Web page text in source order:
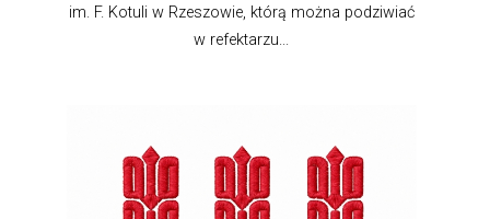
im. F. Kotuli w Rzeszowie, którą można podziwiać
w refektarzu...